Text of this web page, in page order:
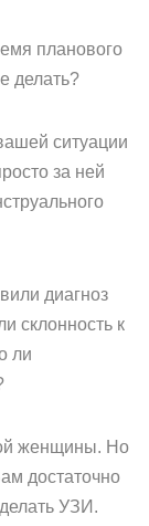
планового
делать?
ситуации
за ней
диагноз
склонность к
ли
женщины. Но
достаточно
УЗИ.